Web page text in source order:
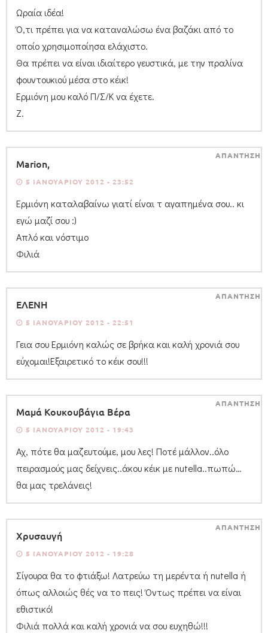
Ωραία ιδέα!
Ό,τι πρέπει για να καταναλώσω ένα βαζάκι από το
οποίο χρησιμοποίησα ελάχιστο.
Θα πρέπει να είναι ιδιαίτερο γευστικά, με την πραλίνα
φουντουκιού μέσα στο κέικ!
Ερμιόνη μου καλό Π/Σ/Κ να έχετε.
Ζ.
Μarion,
5 ΙΑΝΟΥΑΡΊΟΥ 2012 - 23:52
Ερμιόνη καταλαβαίνω γιατί είναι τ αγαπημένα σου.. κι
εγώ μαζί σου :)
Απλό και νόστιμο
Φιλιά
ΑΠΑΝΤΗΣΗ
ΕΛΕΝΗ
5 ΙΑΝΟΥΑΡΊΟΥ 2012 - 22:51
Γεια σου Ερμιόνη καλώς σε βρήκα και καλή χρονιά σου
εύχομαι!Εξαιρετικό το κέικ σου!!!
ΑΠΑΝΤΗΣΗ
Μαμά Κουκουβάγια Βέρα
5 ΙΑΝΟΥΑΡΊΟΥ 2012 - 19:43
Αχ, πότε θα μαζευτούμε, μου λες! Ποτέ μάλλον..όλο
πειρασμούς μας δείχνεις..άκου κέικ με nutella..πωπώ…
θα μας τρελάνεις!
ΑΠΑΝΤΗΣΗ
Χρυσαυγή
5 ΙΑΝΟΥΑΡΊΟΥ 2012 - 19:28
Σίγουρα θα το φτιάξω! Λατρεύω τη μερέντα ή nutella ή
όπως αλλοιώς θές να το πεις! Όντως πρέπει να είναι
εθιστικό!
Φιλιά πολλά και καλή χρονιά να σου ευχηθώ!!!
ΑΠΑΝΤΗΣΗ